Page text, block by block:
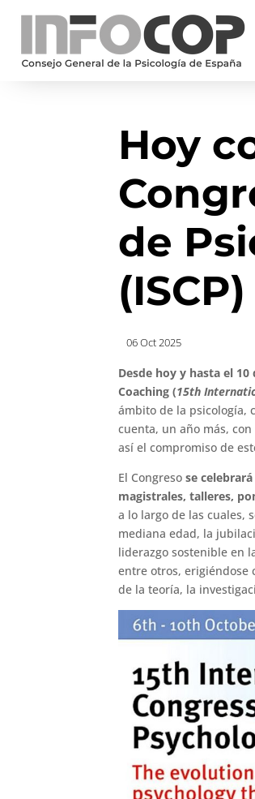
Hoy
de
(ISCP)
06 Oct 2025
Desde hoy y hasta el
Coaching (15th
ámbito de la psicología,
cuenta, un año más,
así el compromiso de
El Congresose
magistrales, talleres,
a lo largo de las cuales,
mediana edad, la
liderazgo sostenible en
entre otros, erigiéndose
de la teoría, la